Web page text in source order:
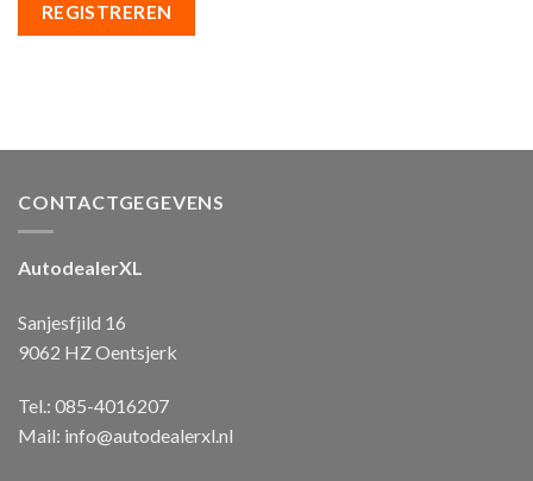
REGISTREREN
CONTACTGEGEVENS
AutodealerXL
Sanjesfjild 16
9062 HZ Oentsjerk
Tel.: 085-4016207
Mail: info@autodealerxl.nl